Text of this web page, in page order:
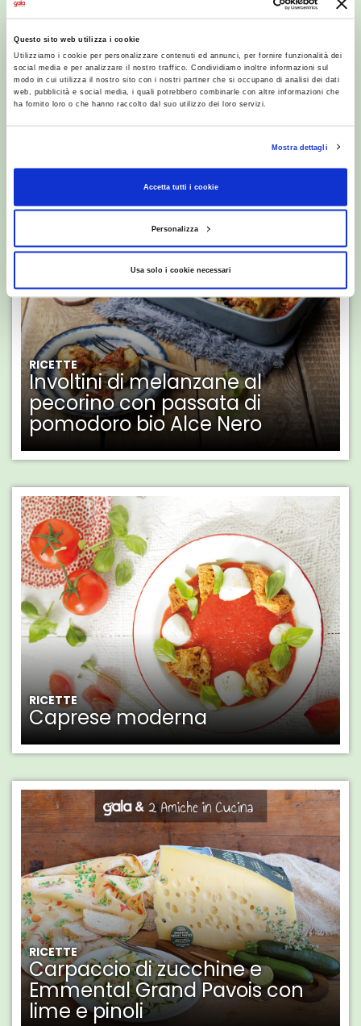
Questo sito web utilizza i cookie
Utilizziamo i cookie per personalizzare contenuti ed annunci, per fornire funzionalità dei
social media e per analizzare il nostro traffico. Condividiamo inoltre informazioni sul
modo in cui utilizza il nostro sito con i nostri partner che si occupano di analisi dei dati
web, pubblicità e social media, i quali potrebbero combinarle con altre informazioni che
ha fornito loro o che hanno raccolto dal suo utilizzo dei loro servizi.
Mostra dettagli
Accetta tutti i cookie
Personalizza
Usa solo i cookie necessari
RICETTE
Noodles con verdure e
RICETTE
Involtini di melanzane al
pecorino con passata di
pomodoro bio Alce Nero
RICETTE
Caprese moderna
RICETTE
Carpaccio di zucchine e
Emmental Grand Pavois con
lime e pinoli